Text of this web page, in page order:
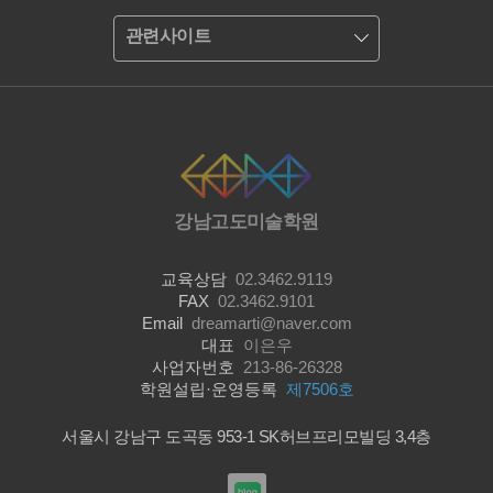
관련사이트
강남고도미술학원
교육상담 02.3462.9119
FAX 02.3462.9101
Email dreamarti@naver.com
대표
이은우
사업자번호
213-86-26328
학원설립·운영등록 제7506호
서울시 강남구 도곡동 953-1 SK허브프리모빌딩 3,4층